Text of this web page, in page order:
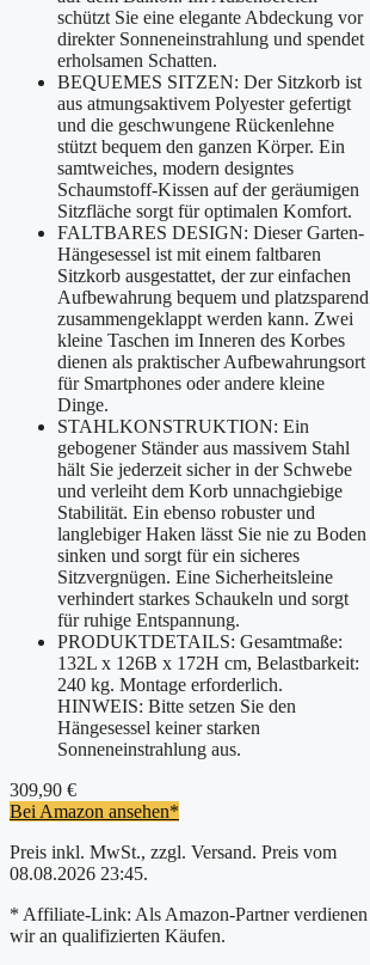
schützt Sie eine elegante Abdeckung vor
direkter Sonneneinstrahlung und spendet
erholsamen Schatten.
BEQUEMES SITZEN: Der Sitzkorb ist
aus atmungsaktivem Polyester gefertigt
und die geschwungene Rückenlehne
stützt bequem den ganzen Körper. Ein
samtweiches, modern designtes
Schaumstoff-Kissen auf der geräumigen
Sitzfläche sorgt für optimalen Komfort.
FALTBARES DESIGN: Dieser Garten-
Hängesessel ist mit einem faltbaren
Sitzkorb ausgestattet, der zur einfachen
Aufbewahrung bequem und platzsparend
zusammengeklappt werden kann. Zwei
kleine Taschen im Inneren des Korbes
dienen als praktischer Aufbewahrungsort
für Smartphones oder andere kleine
Dinge.
STAHLKONSTRUKTION: Ein
gebogener Ständer aus massivem Stahl
hält Sie jederzeit sicher in der Schwebe
und verleiht dem Korb unnachgiebige
Stabilität. Ein ebenso robuster und
langlebiger Haken lässt Sie nie zu Boden
sinken und sorgt für ein sicheres
Sitzvergnügen. Eine Sicherheitsleine
verhindert starkes Schaukeln und sorgt
für ruhige Entspannung.
PRODUKTDETAILS: Gesamtmaße:
132L x 126B x 172H cm, Belastbarkeit:
240 kg. Montage erforderlich.
HINWEIS: Bitte setzen Sie den
Hängesessel keiner starken
Sonneneinstrahlung aus.
309,90 €
Bei Amazon ansehen*
Preis inkl. MwSt., zzgl. Versand. Preis vom
08.08.2026 23:45.
* Affiliate-Link: Als Amazon-Partner verdienen
wir an qualifizierten Käufen.